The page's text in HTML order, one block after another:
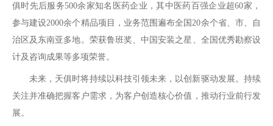
俱时先后服务500余家知名医药企业，其中医药百强企业超60家，
参与建设2000余个精品项目，业务范围遍布全国20余个省、市、自
治区及东南亚多地。荣获鲁班奖、中国安装之星、全国优秀勘察设
计及咨询成果等多项荣誉。
未来，天俱时将持续以科技引领未来，以创新驱动发展。持续
关注并准确把握客户需求，为客户创造核心价值，推动行业前行发
展。